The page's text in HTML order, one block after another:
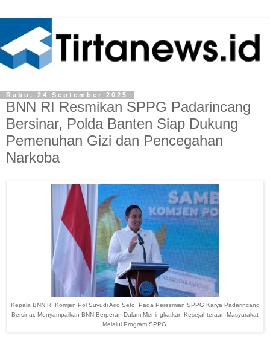
Rabu, 24 September 2025
BNN RI Resmikan SPPG Padarincang
Bersinar, Polda Banten Siap Dukung
Pemenuhan Gizi dan Pencegahan
Narkoba
Kepala BNN RI Komjen Pol Suyudi Ario Seto, Pada Peresmian SPPG Karya Padarincang
Bersinar, Menyampaikan BNN Berperan Dalam Meningkatkan Kesejahteraan Masyarakat
Melalui Program SPPG.